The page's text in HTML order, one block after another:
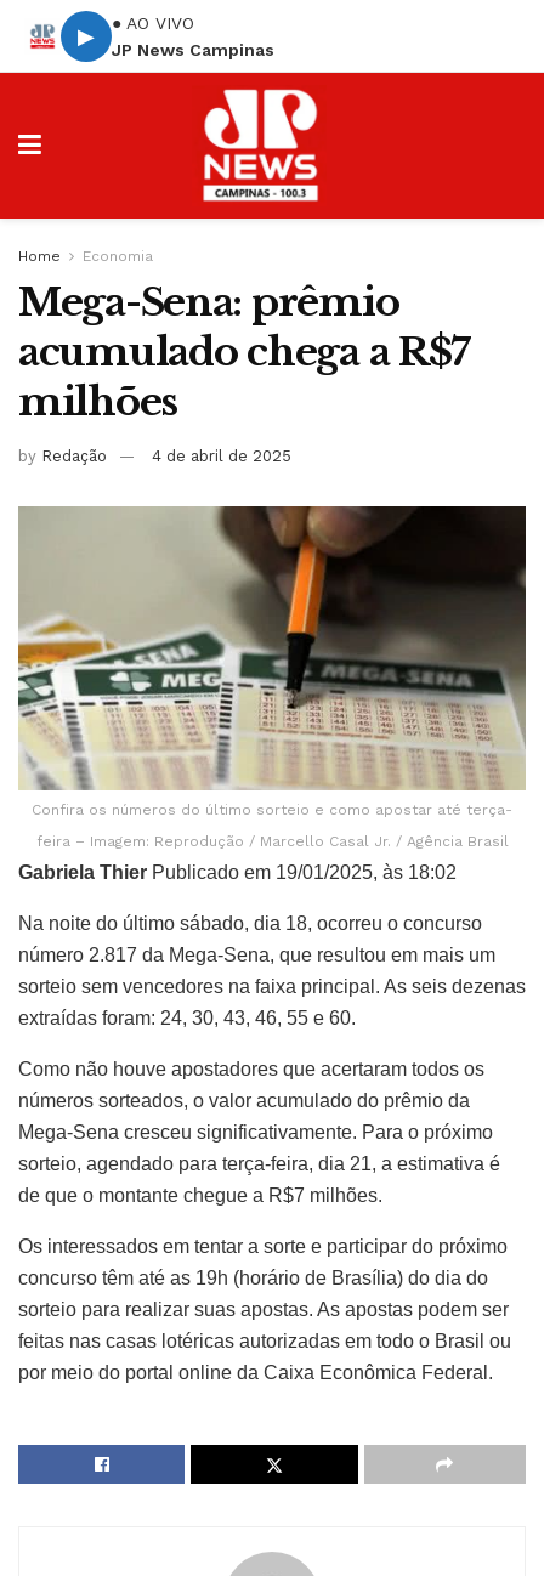
▶
● AO VIVO
JP News Campinas
Home Economia
Mega-Sena: prêmio
acumulado chega a R$7
milhões
by Redação 4 de abril de 2025
Confira os números do último sorteio e como apostar até terça-
feira – Imagem: Reprodução / Marcello Casal Jr. / Agência Brasil
Gabriela Thier Publicado em 19/01/2025, às 18:02
Na noite do último sábado, dia 18, ocorreu o concurso
número 2.817 da Mega-Sena, que resultou em mais um
sorteio sem vencedores na faixa principal. As seis dezenas
extraídas foram: 24, 30, 43, 46, 55 e 60.
Como não houve apostadores que acertaram todos os
números sorteados, o valor acumulado do prêmio da
Mega-Sena cresceu significativamente. Para o próximo
sorteio, agendado para terça-feira, dia 21, a estimativa é
de que o montante chegue a R$7 milhões.
Os interessados em tentar a sorte e participar do próximo
concurso têm até as 19h (horário de Brasília) do dia do
sorteio para realizar suas apostas. As apostas podem ser
feitas nas casas lotéricas autorizadas em todo o Brasil ou
por meio do portal online da Caixa Econômica Federal.